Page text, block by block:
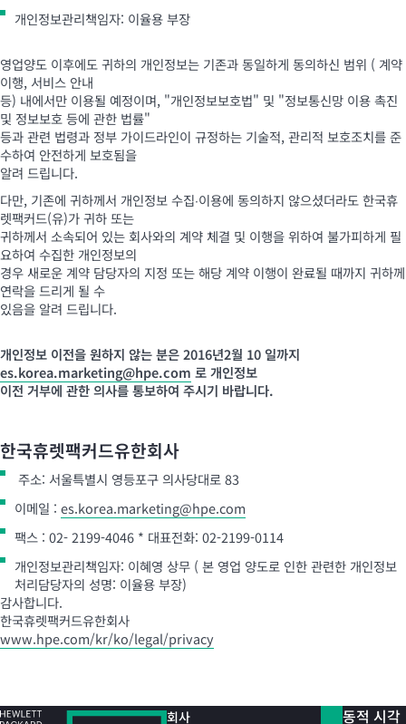
개인정보관리책임자: 이율용 부장
영업양도 이후에도 귀하의 개인정보는 기존과 동일하게 동의하신 범위 ( 계약
이행, 서비스 안내
등) 내에서만 이용될 예정이며, "개인정보보호법" 및 "정보통신망 이용 촉진
및 정보보호 등에 관한 법률"
등과 관련 법령과 정부 가이드라인이 규정하는 기술적, 관리적 보호조치를 준
수하여 안전하게 보호됨을
알려 드립니다.
다만, 기존에 귀하께서 개인정보 수집∙이용에 동의하지 않으셨더라도 한국휴
렛팩커드(유)가 귀하 또는
귀하께서 소속되어 있는 회사와의 계약 체결 및 이행을 위하여 불가피하게 필
요하여 수집한 개인정보의
경우 새로운 계약 담당자의 지정 또는 해당 계약 이행이 완료될 때까지 귀하께
연락을 드리게 될 수
있음을 알려 드립니다.
개인정보 이전을 원하지 않는 분은 2016년2월 10 일까지
es.korea.marketing@hpe.com 로 개인정보
이전 거부에 관한 의사를 통보하여 주시기 바랍니다.
한국휴렛팩커드유한회사
주소: 서울특별시 영등포구 의사당대로 83
이메일 : es.korea.marketing@hpe.com
팩스 : 02- 2199-4046 * 대표전화: 02-2199-0114
개인정보관리책임자: 이혜영 상무 ( 본 영업 양도로 인한 관련한 개인정보
처리담당자의 성명: 이율용 부장)
감사합니다.
한국휴렛팩커드유한회사
www.hpe.com/kr/ko/legal/privacy
회사
동적 시각